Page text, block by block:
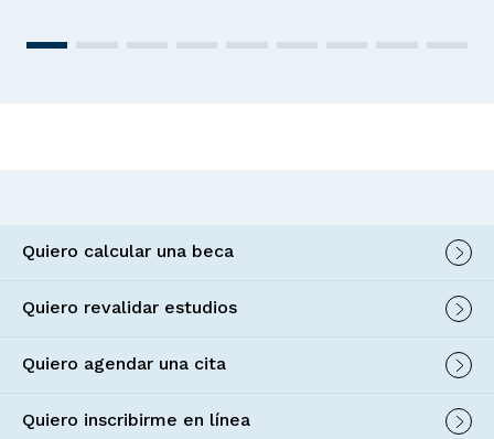
Quiero calcular una beca
Quiero revalidar estudios
Quiero agendar una cita
Quiero inscribirme en línea